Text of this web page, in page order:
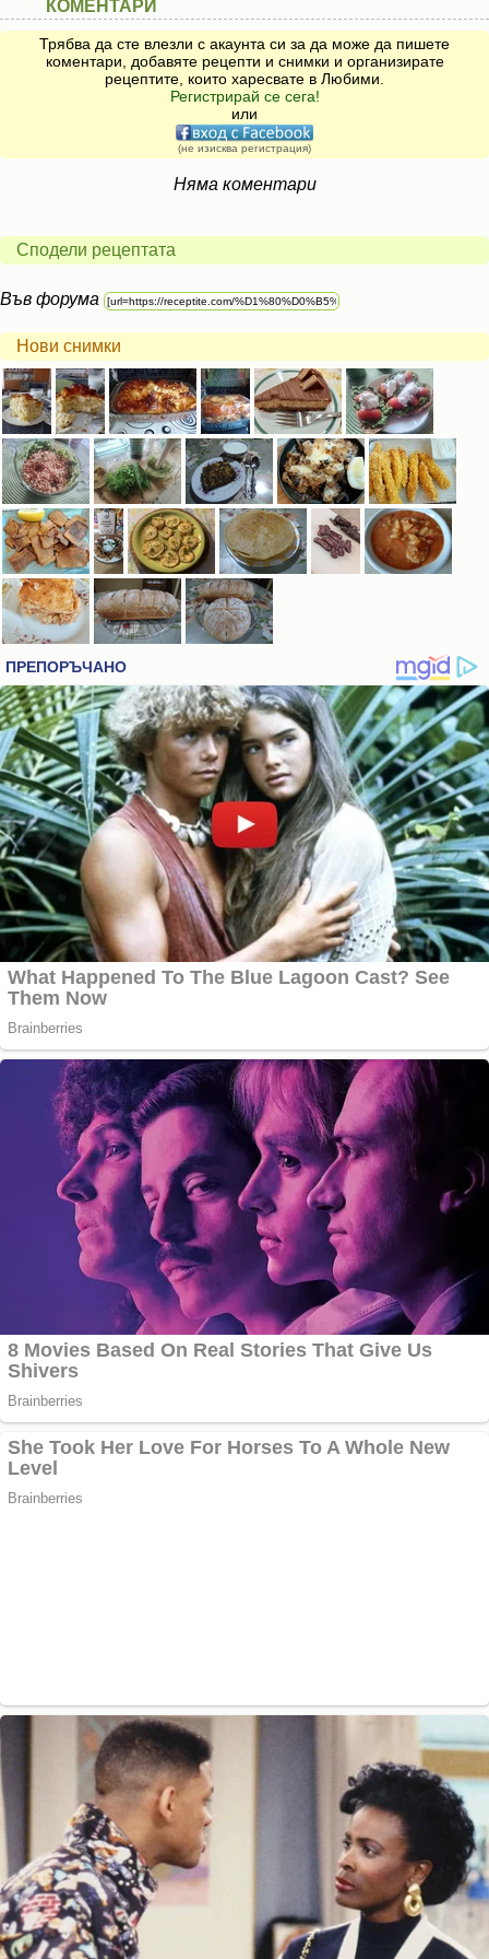
КОМЕНТАРИ
Трябва да сте влезли с акаунта си за да може да пишете
коментари, добавяте рецепти и снимки и организирате
рецептите, които харесвате в Любими.
Регистрирай се сега!
или
(не изисква регистрация)
Няма коментари
Сподели рецептата
Във форума
Нови снимки